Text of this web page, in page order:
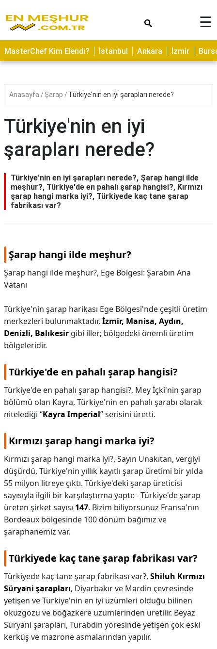
ASTROLOJİ
SAĞLIK
YERLER
BAKIMI
KAMP
ALANLARI
İLETİŞİM
☰
MasterChef Kim Elendi? İstanbul Ankara İzmir
Anasayfa Şarap Türkiye'nin en iyi şarapları nerede?
Türkiye'nin en iyi
şarapları nerede?
Türkiye'nin en iyi şarapları nerede?, Şarap hangi ilde
meşhur?, Türkiye'de en pahalı şarap hangisi?, Kırmızı
şarap hangi marka iyi?, Türkiyede kaç tane şarap
fabrikası var?
Şarap hangi ilde meşhur?
Şarap hangi ilde meşhur?, Ege Bölgesi: Şarabın Ana
Vatanı
Türkiye'nin şarap harikası Ege Bölgesi'nde çeşitli üretim
merkezleri bulunmaktadır. İzmir, Manisa, Aydın,
Denizli, Balıkesir gibi iller; bölgedeki önemli üretim
bölgeleridir.
Türkiye'de en pahalı şarap hangisi?
Türkiye'de en pahalı şarap hangisi?, Mey İçki'nin şarap
bölümü olan Kayra, Türkiye'nin en pahalı şarabı olarak
nitelediği “Kayra Imperial” serisini üretti.
Kırmızı şarap hangi marka iyi?
Kırmızı şarap hangi marka iyi?, Sayın Unakıtan, vergiyi
düşürdü, Türkiye'nin yıllık kayıtlı şarap üretimi bir yılda
55 milyon litreye çıktı. Türkiye'deki şarap üreticisi
sayısıyla ilgili bir karşılaştırma yaptı: - Türkiye'de şarap
üreten şirket sayısı 147. Bizim biliyorsunuz Fransa'nın
Bordeaux bölgesinde 100 dönüm bağımız ve
şaraphanemiz var.
Türkiyede kaç tane şarap fabrikası var?
Türkiyede kaç tane şarap fabrikası var?, Shiluh Kırmızı
Süryani şarapları, Diyarbakır ve Mardin çevresinde
yetişen ve Türkiye'nin en iyi üzümleri olduğu bilinen
öküzgözü ve boğazkere üzümlerinden üretilir. Beyaz
Süryani şarapları, Turabdin yöresinde yetişen çok eski
kerküş ve mazrone asmalarından yapılır.